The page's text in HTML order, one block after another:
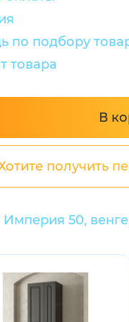
по подбору
товара
В
получить
50, венге